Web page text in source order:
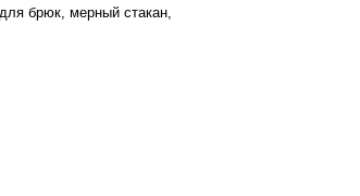
брюк, мерный стакан,